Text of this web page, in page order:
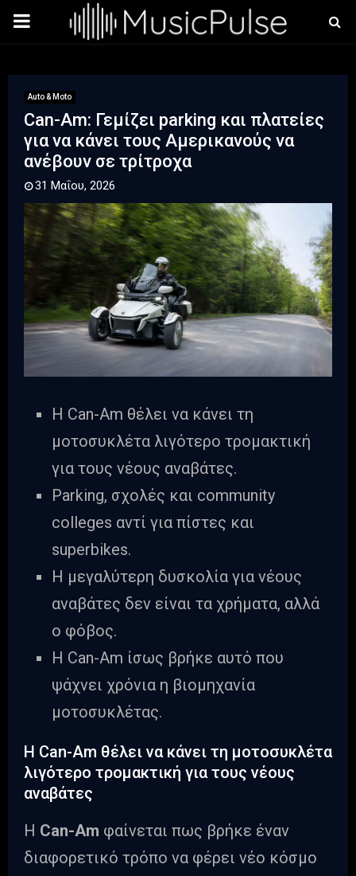
PRIMARY
Auto & Moto
Can-Am: Γεμίζει parking και πλατείες
για να κάνει τους Αμερικανούς να
ανέβουν σε τρίτροχα
31 Μαΐου, 2026
Η Can-Am θέλει να κάνει τη
μοτοσυκλέτα λιγότερο τρομακτική
για τους νέους αναβάτες.
Parking, σχολές και community
colleges αντί για πίστες και
superbikes.
Η μεγαλύτερη δυσκολία για νέους
αναβάτες δεν είναι τα χρήματα, αλλά
ο φόβος.
Η Can-Am ίσως βρήκε αυτό που
ψάχνει χρόνια η βιομηχανία
μοτοσυκλέτας.
Η Can-Am θέλει να κάνει τη μοτοσυκλέτα
λιγότερο τρομακτική για τους νέους
αναβάτες
Η Can-Am φαίνεται πως βρήκε έναν
διαφορετικό τρόπο να φέρει νέο κόσμο